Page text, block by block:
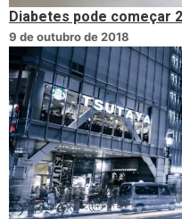
Diabetes pode começar
9 de outubro de 2018